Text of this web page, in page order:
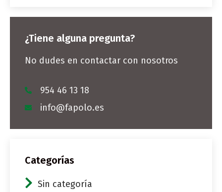
¿Tiene alguna pregunta?
No dudes en contactar con nosotros
954 46 13 18
info@fapolo.es
Categorías
Sin categoría